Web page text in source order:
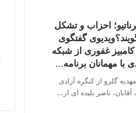
احزاب و تشکل‌
گفتگوی
غفوری از شبکه
با مهمانان برنامه…
گلرو از کنگره آزادی
آقایان، ناصر بلیده ای از…